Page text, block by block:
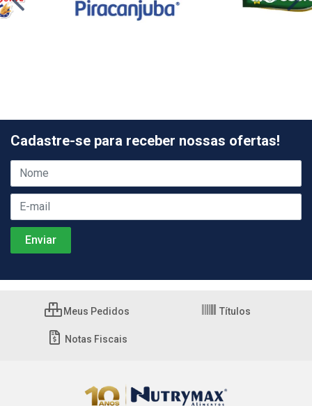
Cadastre-se para receber nossas ofertas!
Meus Pedidos Títulos
Notas Fiscais